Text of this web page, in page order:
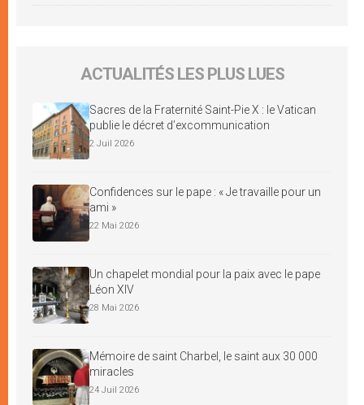
ACTUALITÉS LES PLUS LUES
Sacres de la Fraternité Saint-Pie X : le Vatican
publie le décret d’excommunication
2 Juil 2026
Confidences sur le pape : « Je travaille pour un
ami »
22 Mai 2026
Un chapelet mondial pour la paix avec le pape
Léon XIV
28 Mai 2026
Mémoire de saint Charbel, le saint aux 30 000
miracles
24 Juil 2026